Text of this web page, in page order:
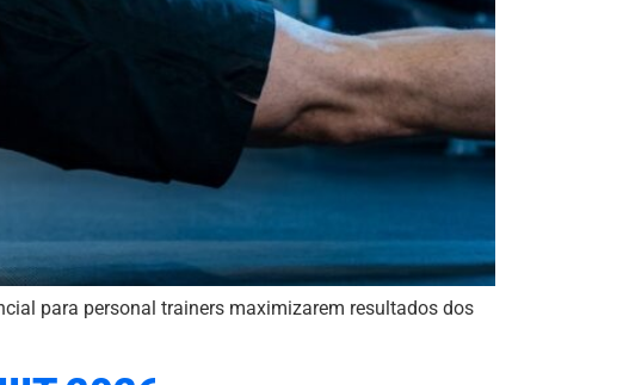
para personal trainers maximizarem resultados dos